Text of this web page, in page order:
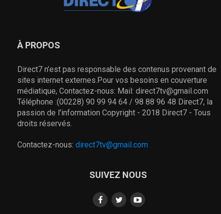
À PROPOS
Direct7 n’est pas responsable des contenus provenant de
sites internet externes.Pour vos besoins en couverture
médiatique, Contactez-nous: Mail: direct7tv@gmail.com
Téléphone :(00228) 90 99 94 64 / 98 88 96 48 Direct7, la
passion de l'information Copyright - 2018 Direct7 - Tous
droits réservés.
Contactez-nous: direct7tv@gmail.com
SUIVEZ NOUS